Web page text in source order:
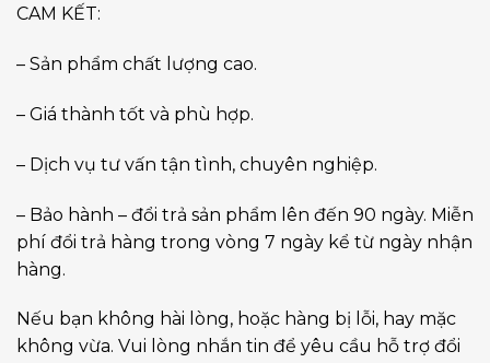
CAM KẾT:
– Sản phẩm chất lượng cao.
– Giá thành tốt và phù hợp.
– Dịch vụ tư vấn tận tình, chuyên nghiệp.
– Bảo hành – đổi trả sản phẩm lên đến 90 ngày. Miễn
phí đổi trả hàng trong vòng 7 ngày kể từ ngày nhận
hàng.
Nếu bạn không hài lòng, hoặc hàng bị lỗi, hay mặc
không vừa. Vui lòng nhắn tin để yêu cầu hỗ trợ đổi